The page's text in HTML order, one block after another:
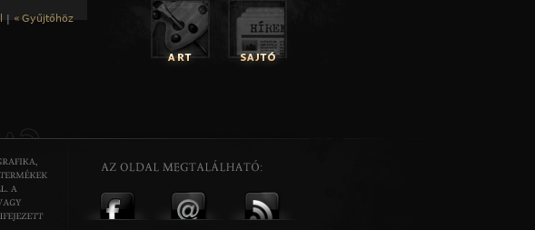
| « Gyűjtőhöz